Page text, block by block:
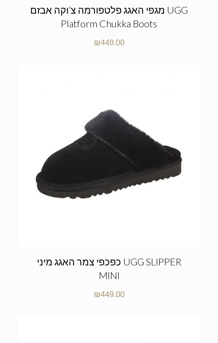
מגפי האגג פלטפורמה צ’וקה אבזם UGG
Platform Chukka Boots
₪449.00
כפכפי צמר האגג מיני UGG SLIPPER
MINI
₪449.00